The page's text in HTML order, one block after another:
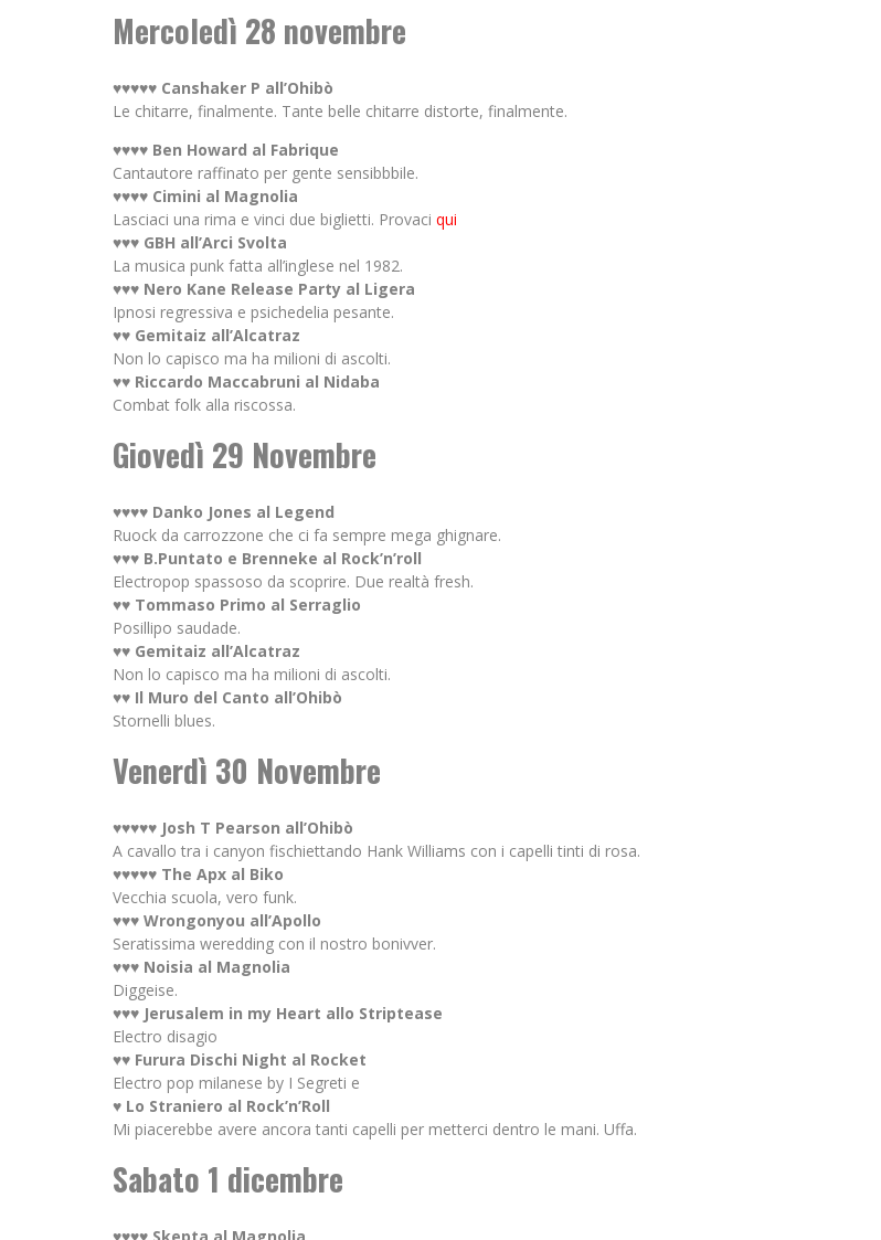
Mercoledì 28 novembre
♥♥♥♥♥ Canshaker P all’Ohibò
Le chitarre, finalmente. Tante belle chitarre distorte, finalmente.
♥♥♥♥ Ben Howard al Fabrique
Cantautore raffinato per gente sensibbbile.
♥♥♥♥ Cimini al Magnolia
Lasciaci una rima e vinci due biglietti. Provaci qui
♥♥♥ GBH all’Arci Svolta
La musica punk fatta all’inglese nel 1982.
♥♥♥ Nero Kane Release Party al Ligera
Ipnosi regressiva e psichedelia pesante.
♥♥ Gemitaiz all’Alcatraz
Non lo capisco ma ha milioni di ascolti.
♥♥ Riccardo Maccabruni al Nidaba
Combat folk alla riscossa.
Giovedì 29 Novembre
♥♥♥♥ Danko Jones al Legend
Ruock da carrozzone che ci fa sempre mega ghignare.
♥♥♥ B.Puntato e Brenneke al Rock’n’roll
Electropop spassoso da scoprire. Due realtà fresh.
♥♥ Tommaso Primo al Serraglio
Posillipo saudade.
♥♥ Gemitaiz all’Alcatraz
Non lo capisco ma ha milioni di ascolti.
♥♥ Il Muro del Canto all’Ohibò
Stornelli blues.
Venerdì 30 Novembre
♥♥♥♥♥ Josh T Pearson all’Ohibò
A cavallo tra i canyon fischiettando Hank Williams con i capelli tinti di rosa.
♥♥♥♥♥ The Apx al Biko
Vecchia scuola, vero funk.
♥♥♥ Wrongonyou all’Apollo
Seratissima weredding con il nostro bonivver.
♥♥♥ Noisia al Magnolia
Diggeise.
♥♥♥ Jerusalem in my Heart allo Striptease
Electro disagio
♥♥ Furura Dischi Night al Rocket
Electro pop milanese by I Segreti e
♥ Lo Straniero al Rock’n’Roll
Mi piacerebbe avere ancora tanti capelli per metterci dentro le mani. Uffa.
Sabato 1 dicembre